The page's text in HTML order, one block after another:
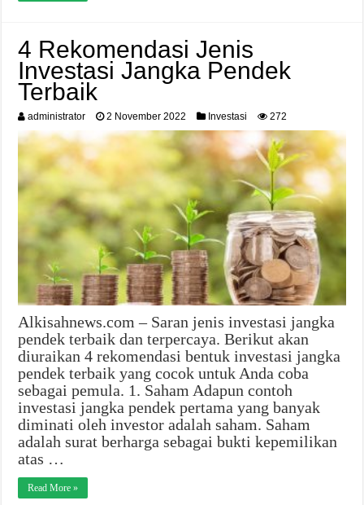
4 Rekomendasi Jenis
Investasi Jangka Pendek
Terbaik
administrator 2 November 2022 Investasi 272
Alkisahnews.com – Saran jenis investasi jangka
pendek terbaik dan terpercaya. Berikut akan
diuraikan 4 rekomendasi bentuk investasi jangka
pendek terbaik yang cocok untuk Anda coba
sebagai pemula. 1. Saham Adapun contoh
investasi jangka pendek pertama yang banyak
diminati oleh investor adalah saham. Saham
adalah surat berharga sebagai bukti kepemilikan
atas …
Read More »